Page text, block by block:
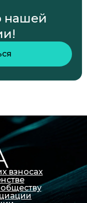
нашей
взносах